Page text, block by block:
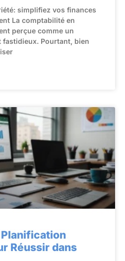
simplifiez vos finances
La comptabilité en
perçue comme un
fastidieux. Pourtant, bien
Planification
Réussir dans